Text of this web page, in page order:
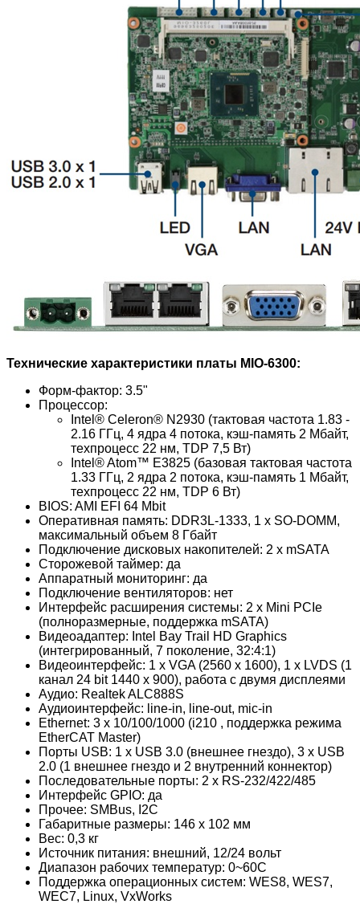
Технические характеристики платы MIO-6300:
Форм-фактор: 3.5"
Процессор:
Intel® Celeron® N2930 (тактовая частота 1.83 -
2.16 ГГц, 4 ядра 4 потока, кэш-память 2 Мбайт,
техпроцесс 22 нм, TDP 7,5 Вт)
Intel® Atom™ E3825 (базовая тактовая частота
1.33 ГГц, 2 ядра 2 потока, кэш-память 1 Мбайт,
техпроцесс 22 нм, TDP 6 Вт)
BIOS: AMI EFI 64 Mbit
Оперативная память: DDR3L-1333, 1 x SO-DOMM,
максимальный объем 8 Гбайт
Подключение дисковых накопителей: 2 x mSATA
Сторожевой таймер: да
Аппаратный мониторинг: да
Подключение вентиляторов: нет
Интерфейс расширения системы: 2 x Mini PCIe
(полноразмерные, поддержка mSATA)
Видеоадаптер: Intel Bay Trail HD Graphics
(интегрированный, 7 поколение, 32:4:1)
Видеоинтерфейс: 1 x VGA (2560 x 1600), 1 x LVDS (1
канал 24 bit 1440 x 900), работа с двумя дисплеями
Аудио: Realtek ALC888S
Аудиоинтерфейс: line-in, line-out, mic-in
Ethernet: 3 x 10/100/1000 (i210 , поддержка режима
EtherCAT Master)
Порты USB: 1 x USB 3.0 (внешнее гнездо), 3 x USB
2.0 (1 внешнее гнездо и 2 внутренний коннектор)
Последовательные порты: 2 x RS-232/422/485
Интерфейс GPIO: да
Прочее: SMBus, I2C
Габаритные размеры: 146 x 102 мм
Вес: 0,3 кг
Источник питания: внешний, 12/24 вольт
Диапазон рабочих температур: 0~60C
Поддержка операционных систем: WES8, WES7,
WEC7, Linux, VxWorks